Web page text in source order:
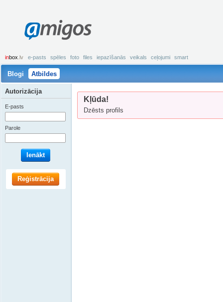
amigos
inbox .lv e-pasts spēles foto files iepazīšanās veikals ceļojumi smart
Blogi Atbildes
Kļūda!
Dzēsts profils
Autorizācija
E-pasts
Parole
Ienākt
Reģistrācija